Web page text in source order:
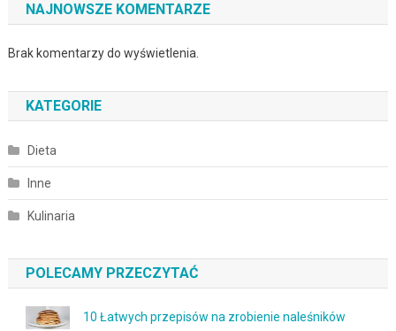
NAJNOWSZE KOMENTARZE
Brak komentarzy do wyświetlenia.
KATEGORIE
Dieta
Inne
Kulinaria
POLECAMY PRZECZYTAĆ
10 Łatwych przepisów na zrobienie naleśników